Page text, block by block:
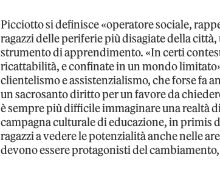
Picciotto si definisce «operatore sociale,
ragazzi delle periferie più disagiate della
strumento di apprendimento. «In certi
ricattabilità, e confinate in un mondo
clientelismo e assistenzialismo, che forse fa
un sacrosanto diritto per un favore da
è sempre più difficile immaginare una realtà
campagna culturale di educazione, in primis
ragazzi a vedere le potenzialità anche nelle
devono essere protagonisti del